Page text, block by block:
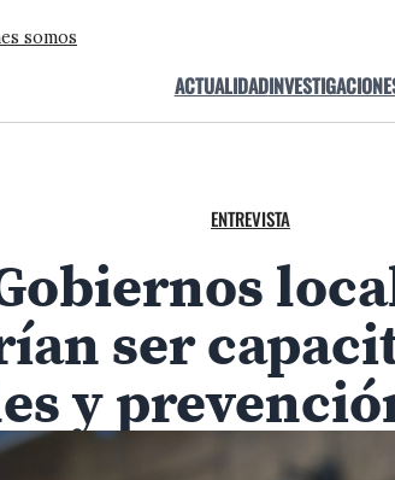
somos
ACTUALIDAD
ENTREVISTA
ser
y